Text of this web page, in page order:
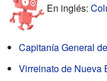
En inglés:
Capitanía General
Virreinato de Nueva